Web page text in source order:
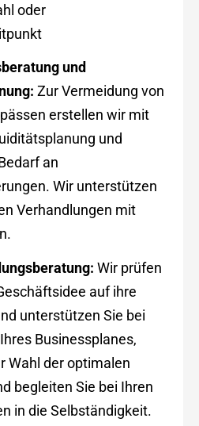
oder
und
Zur Vermeidung von
erstellen wir mit
und
an
Wir unterstützen
Verhandlungen mit
Wir prüfen
auf ihre
unterstützen Sie bei
Businessplanes,
Wahl der optimalen
begleiten Sie bei Ihren
in die Selbständigkeit.